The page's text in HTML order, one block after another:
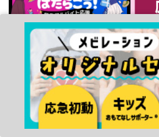
個人情報保護方
© 2022 Japan Council of